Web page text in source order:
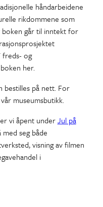
håndarbeidene
rikdommene som
boken går til inntekt for
freds- og
her.
bestilles på nett. For
museumsbutikk.
vi åpent underJul på
seg både
visning av filmen
i